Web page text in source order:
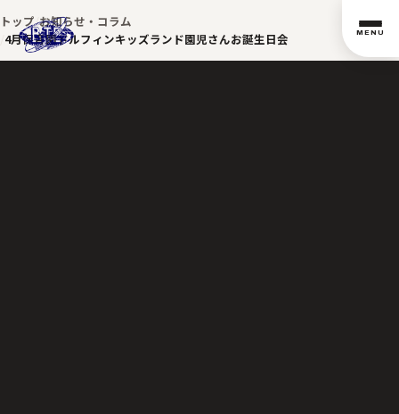
MENU
トップ お知らせ・コラム
4月保育園ドルフィンキッズランド園児さんお誕生日会